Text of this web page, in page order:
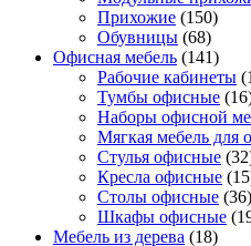
Прихожие (150)
Обувницы (68)
Офисная мебель (141)
Рабочие кабинеты
Тумбы офисные
Наборы офисной
Мягкая мебель для
Стулья офисные
Кресла офисные
Столы офисные (36)
Шкафы офисные
Мебель из дерева (18)